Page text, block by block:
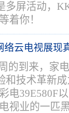
多屏活动，
着你！
络云电视展现
的到来，家
和技术革新
电39E580F
视业的一匹